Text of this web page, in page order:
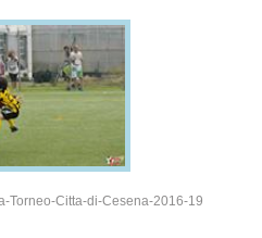
Torneo-Citta-di-Cesena-2016-19